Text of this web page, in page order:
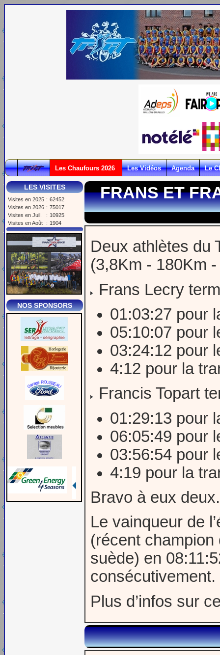
Les Chaufours 2026 Les Vidéos Agenda Le
LES VISITES
Visites en 2025 : 62452
Visites en 2026 : 75017
Visites en Juil.
: 10925
Visites en Août
: 1904
NOS SPONSORS
FRANS ET
Deux athlètes du
(3,8Km - 180Km
Frans Lecry
01:03:27 pour
05:10:07 pour
03:24:12 pour
4:12 pour la
Francis Topart
01:29:13 pour
06:05:49 pour
03:56:54 pour
4:19 pour la
Bravo à eux deux.
Le vainqueur de
(récent champion
suède) en
consécutivement.
Plus d’infos sur